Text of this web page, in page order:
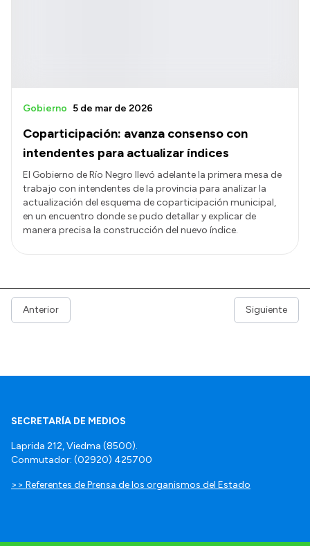
Coparticipación: avanza consenso con
intendentes para actualizar índices
Gobierno 5 de mar de 2026
El Gobierno de Río Negro llevó adelante la primera mesa de
trabajo con intendentes de la provincia para analizar la
actualización del esquema de coparticipación municipal,
en un encuentro donde se pudo detallar y explicar de
manera precisa la construcción del nuevo índice.
Anterior Siguiente
SECRETARÍA DE MEDIOS
Laprida 212, Viedma (8500).
Conmutador: (02920) 425700
>> Referentes de Prensa de los organismos del Estado